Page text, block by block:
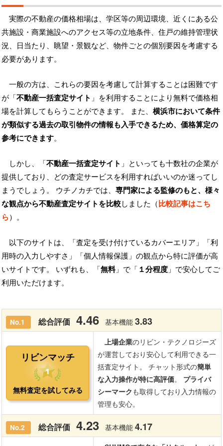
実際の不動産の価格相場は、学区等の周辺環境、近くにある公
共施設・商業施設へのアクセス等の立地条件、住戸の維持管理状
況、日当たり、眺望・景観など、物件ごとの個別要因を考慮する
必要があります。
一般の方は、これらの要因を考慮して計算することは困難です
が「不動産一括査定サイト 」を利用することにより無料で価格相
場を計算してもらうことができます。 また、 横浜市において条件
が類似する過去の取引物件の情報も入手できるため、価格算定の
参考にできます。
しかし、「不動産一括査定サイト 」といっても十数社の企業が
提供しており、どの査定サービスを利用すればいいのか迷ってし
まうでしょう。 ウチノカチでは、 専門家による監修のもと、様々
な観点から不動産査定サイトを比較しました（比較記事はこち
ら）。
以下のサイトは、「査定を受け付けているカバーエリア」「利
用時の入力しやすさ」「個人情報保護」の観点から特に評価が高
いサイトです。 いずれも、「無料」で「 １分程度 」で安心してご
利用いただけます。